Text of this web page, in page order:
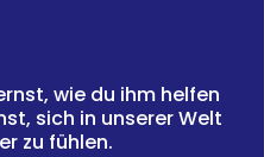
wie du ihm helfen
sich in unserer Welt
zu fühlen.